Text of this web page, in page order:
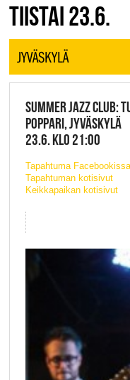
JAZZ FINLAND
TIISTAI 23.6.
JYVÄSKYLÄ
SUMMER JAZZ CLUB:
POPPARI, JYVÄSKYLÄ
23.6. KLO 21:00
Tapahtuma Facebookissa
Tapahtuman kotisivut
Keikkapaikan kotisivut